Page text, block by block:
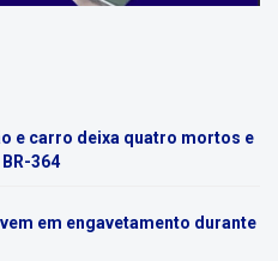
e carro deixa quatro mortos e
364
em engavetamento durante